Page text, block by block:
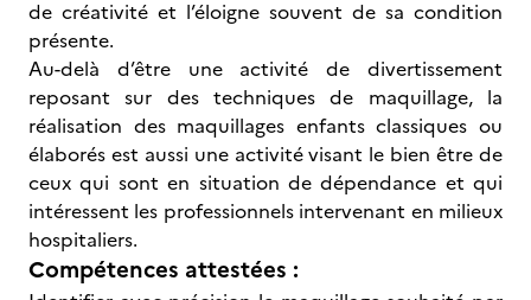
de créativité et l’éloigne souvent de sa condition
présente.
Au-delà d’être une activité de divertissement
reposant sur des techniques de maquillage, la
réalisation des maquillages enfants classiques ou
élaborés est aussi une activité visant le bien être de
ceux qui sont en situation de dépendance et qui
intéressent les professionnels intervenant en milieux
hospitaliers.
Compétences attestées :